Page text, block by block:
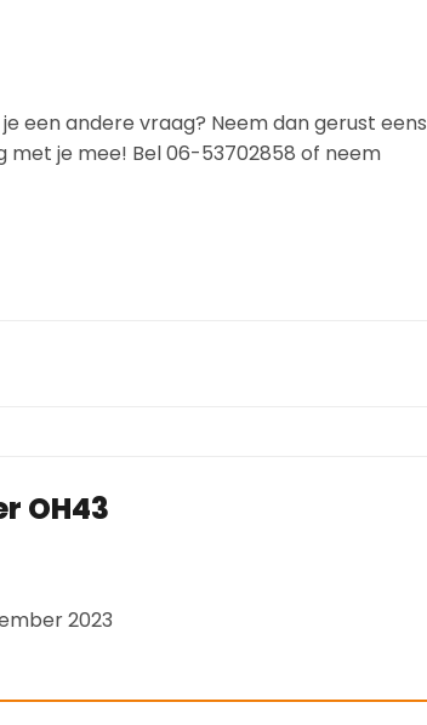
een andere vraag? Neem dan gerust eens
met je mee! Bel 06-53702858 of neem
OH43
2023